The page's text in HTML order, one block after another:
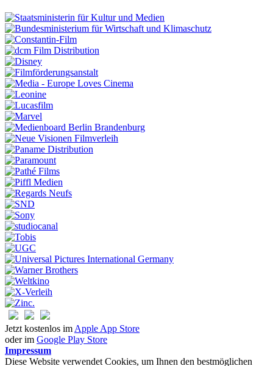
Jetzt kostenlos im Apple App Store
oder im Google Play Store
Impressum
Diese Website verwendet Cookies, um Ihnen den bestmöglichen